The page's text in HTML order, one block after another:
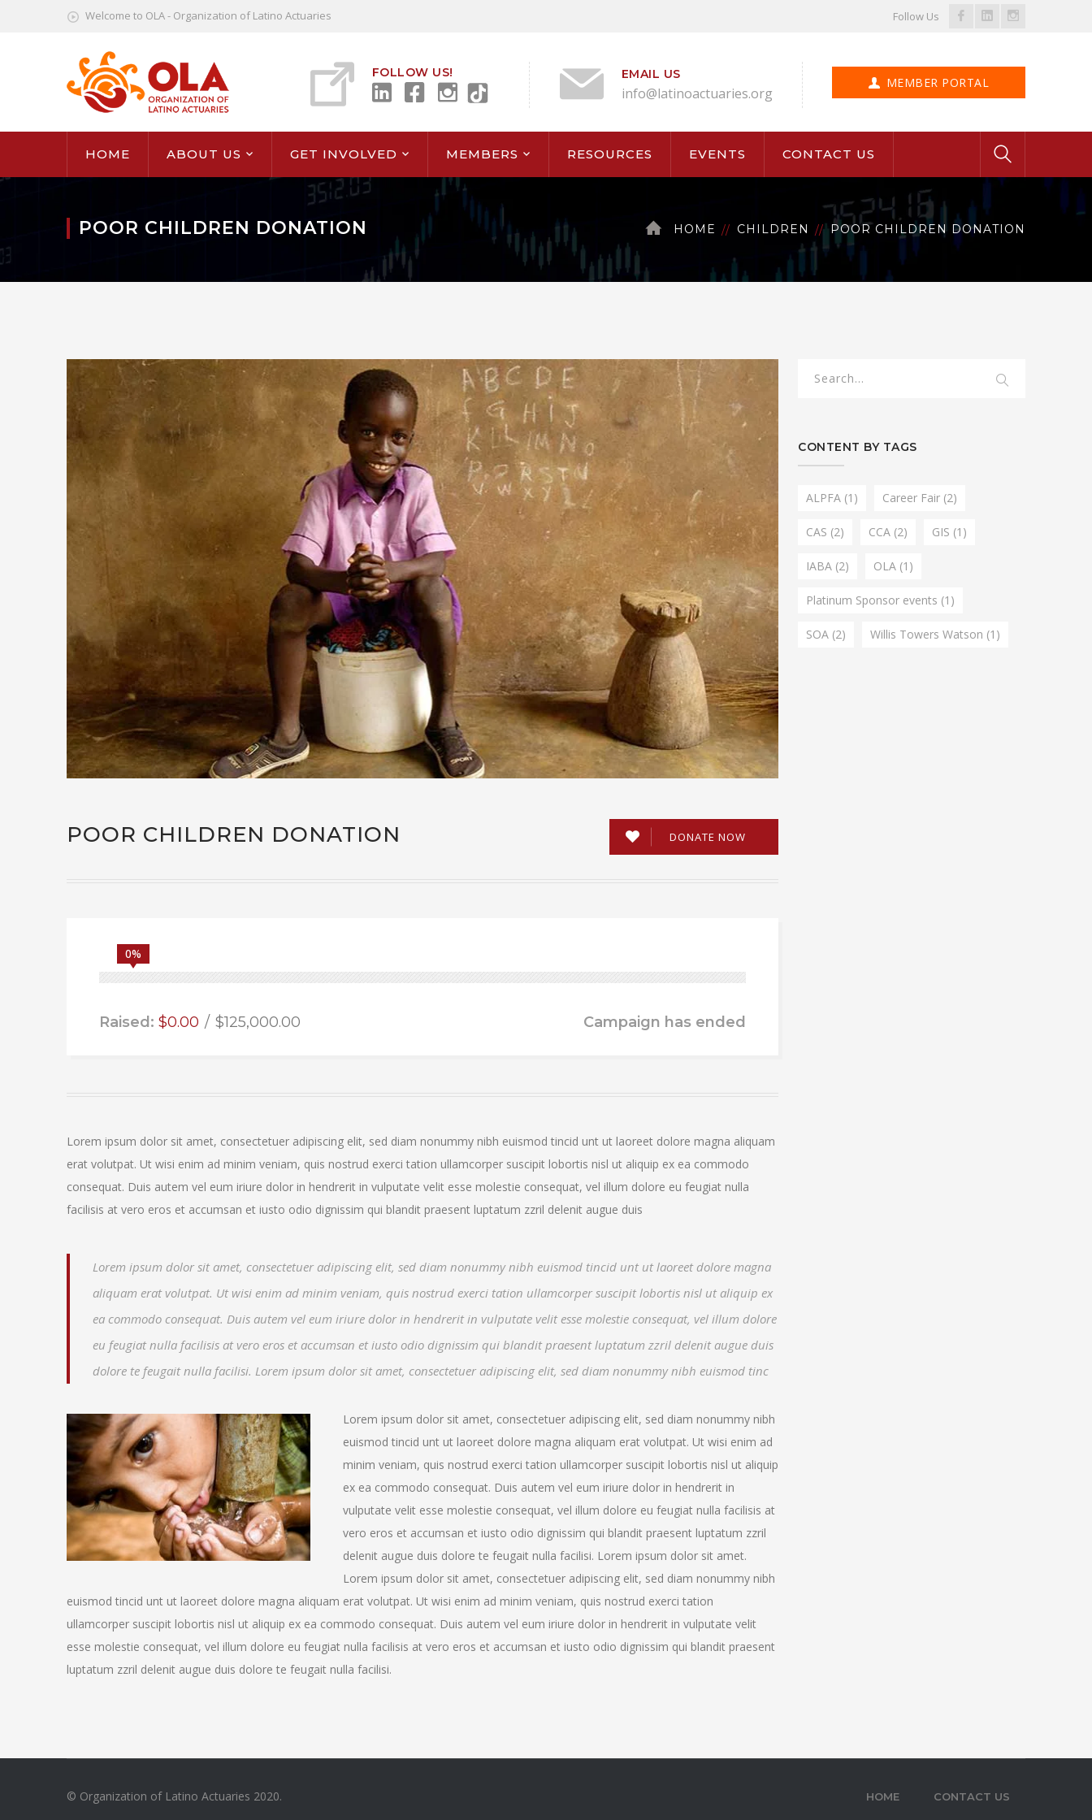
Welcome to OLA - Organization of Latino Actuaries Follow Us
Facebook
LinkedInInstagram
MEMBER PORTAL
FOLLOW US! EMAIL US
info@latinoactuaries.org
HOME ABOUT US GET INVOLVED MEMBERS RESOURCES EVENTS CONTACT US
POOR CHILDREN DONATION HOME CHILDREN POOR CHILDREN DONATION
POOR CHILDREN DONATION DONATE NOW
0%
Raised: $0.00 $125,000.00 Campaign has ended
Lorem ipsum dolor sit amet, consectetuer adipiscing elit, sed diam nonummy nibh euismod tincid unt ut laoreet dolore magna aliquam
erat volutpat. Ut wisi enim ad minim veniam, quis nostrud exerci tation ullamcorper suscipit lobortis nisl ut aliquip ex ea commodo
consequat. Duis autem vel eum iriure dolor in hendrerit in vulputate velit esse molestie consequat, vel illum dolore eu feugiat nulla
facilisis at vero eros et accumsan et iusto odio dignissim qui blandit praesent luptatum zzril delenit augue duis
Lorem ipsum dolor sit amet, consectetuer adipiscing elit, sed diam nonummy nibh euismod tincid unt ut laoreet dolore magna
aliquam erat volutpat. Ut wisi enim ad minim veniam, quis nostrud exerci tation ullamcorper suscipit lobortis nisl ut aliquip ex
ea commodo consequat. Duis autem vel eum iriure dolor in hendrerit in vulputate velit esse molestie consequat, vel illum dolore
eu feugiat nulla facilisis at vero eros et accumsan et iusto odio dignissim qui blandit praesent luptatum zzril delenit augue duis
dolore te feugait nulla facilisi. Lorem ipsum dolor sit amet, consectetuer adipiscing elit, sed diam nonummy nibh euismod tinc
Lorem ipsum dolor sit amet, consectetuer adipiscing elit, sed diam nonummy nibh
euismod tincid unt ut laoreet dolore magna aliquam erat volutpat. Ut wisi enim ad
minim veniam, quis nostrud exerci tation ullamcorper suscipit lobortis nisl ut aliquip
ex ea commodo consequat. Duis autem vel eum iriure dolor in hendrerit in
vulputate velit esse molestie consequat, vel illum dolore eu feugiat nulla facilisis at
vero eros et accumsan et iusto odio dignissim qui blandit praesent luptatum zzril
delenit augue duis dolore te feugait nulla facilisi. Lorem ipsum dolor sit amet.
Lorem ipsum dolor sit amet, consectetuer adipiscing elit, sed diam nonummy nibh
euismod tincid unt ut laoreet dolore magna aliquam erat volutpat. Ut wisi enim ad minim veniam, quis nostrud exerci tation
ullamcorper suscipit lobortis nisl ut aliquip ex ea commodo consequat. Duis autem vel eum iriure dolor in hendrerit in vulputate velit
esse molestie consequat, vel illum dolore eu feugiat nulla facilisis at vero eros et accumsan et iusto odio dignissim qui blandit praesent
luptatum zzril delenit augue duis dolore te feugait nulla facilisi.
CONTENT BY TAGS
ALPFA (1) Career Fair (2)
CAS (2) CCA (2) GIS (1)
IABA (2) OLA (1)
Platinum Sponsor events (1)
SOA (2) Willis Towers Watson (1)
© Organization of Latino Actuaries 2020. HOME CONTACT US